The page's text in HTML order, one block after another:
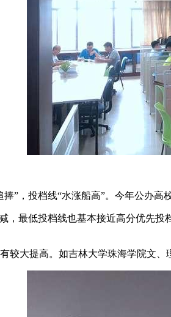
”，投档线“水涨船高”。今年公办
，最低投档线也基本接近高分优先
较大提高。如吉林大学珠海学院文